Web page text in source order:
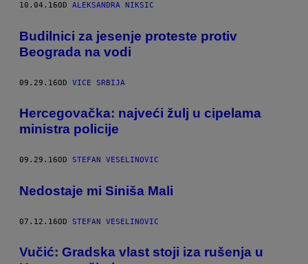
10.04.16OD ALEKSANDRA NIKSIC
Budilnici za jesenje proteste protiv
Beograda na vodi
09.29.16OD VICE SRBIJA
Hercegovačka: najveći žulj u cipelama
ministra policije
09.29.16OD STEFAN VESELINOVIC
Nedostaje mi Siniša Mali
07.12.16OD STEFAN VESELINOVIC
Vučić: Gradska vlast stoji iza rušenja u